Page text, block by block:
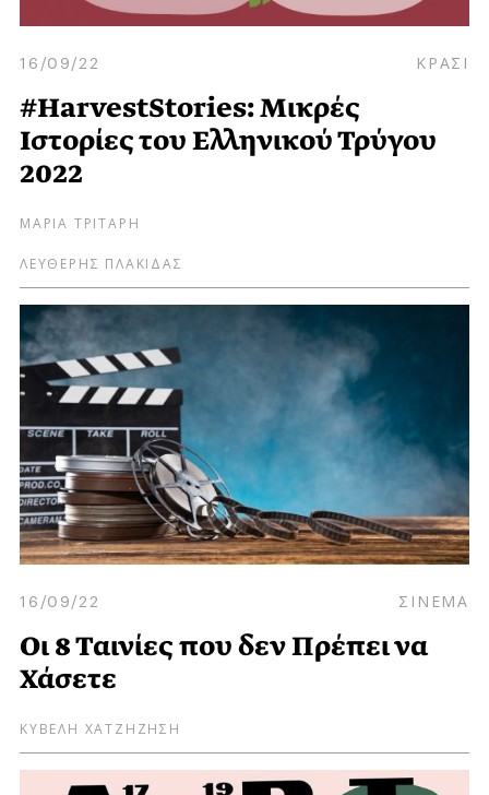
16/09/22 ΚΡΑΣΙ
#HarvestStories: Μικρές
Ιστορίες του Ελληνικού Τρύγου
2022
ΜΑΡΙΑ ΤΡΙΤΑΡΗ
ΛΕΥΘΕΡΗΣ ΠΛΑΚΙΔΑΣ
16/09/22 ΣΙΝΕΜΑ
Οι 8 Ταινίες που δεν Πρέπει να
Χάσετε
ΚΥΒΕΛΗ ΧΑΤΖΗΖΗΣΗ